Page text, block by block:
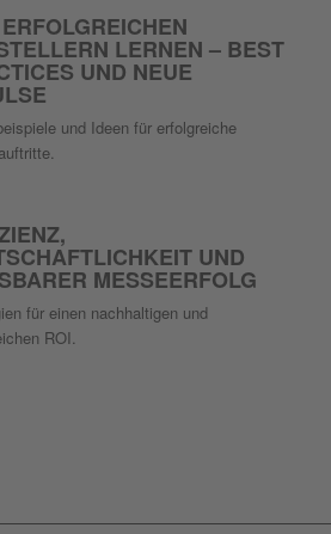
LERNEN – BEST
UND NEUE
und Ideen für erfolgreiche
UND
MESSEERFOLG
für einen nachhaltigen und
ROI.